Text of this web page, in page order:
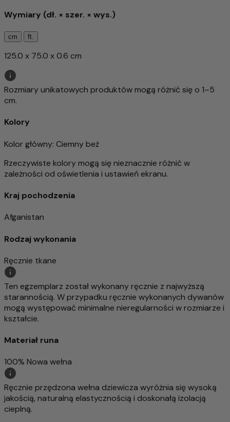
Wymiary (dł. × szer. × wys.)
cm ft.
125.0 x 75.0 x 0.6 cm
Rozmiary unikatowych produktów mogą różnić się o 1–5
cm.
Kolory
Kolor główny: Ciemny beż
Rzeczywiste kolory mogą się nieznacznie różnić w
zależności od oświetlenia i ustawień ekranu.
Kraj pochodzenia
Afganistan
Rodzaj wykonania
Ręcznie tkane
Ten egzemplarz został wykonany ręcznie z najwyższą
starannością. W przypadku ręcznie wykonanych dywanów
mogą występować minimalne nieregularności w rozmiarze i
kształcie.
Materiał runa
100% Nowa wełna
Ręcznie przędzona wełna dziewicza wyróżnia się wysoką
jakością, naturalną elastycznością i doskonałą izolacją
cieplną.